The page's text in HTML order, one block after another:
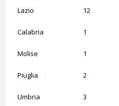
Lazio 12
Calabria 1
Molise 1
Piuglia 2
Umbria 3